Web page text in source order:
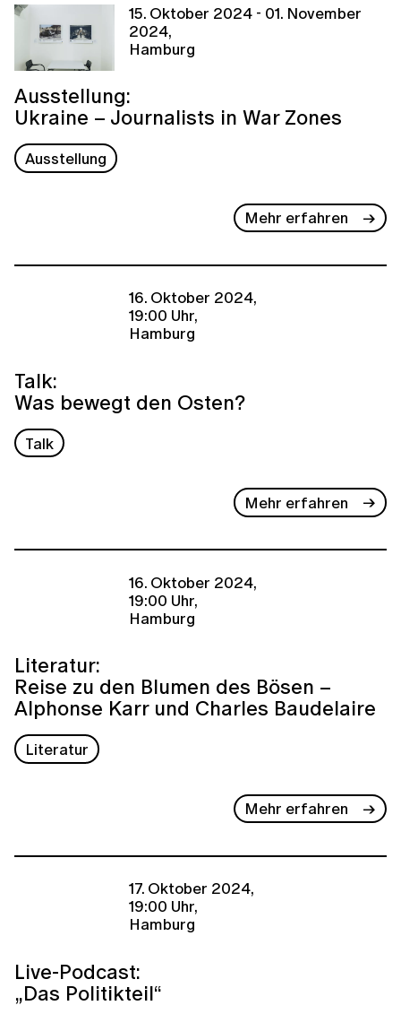
15. Oktober 2024 - 01. November
2024,
Hamburg
Ausstellung:
Ukraine – Journalists in War Zones
Ausstellung
Mehr erfahren
16. Oktober 2024,
19:00 Uhr,
Hamburg
Talk:
Was bewegt den Osten?
Talk
Mehr erfahren
16. Oktober 2024,
19:00 Uhr,
Hamburg
Literatur:
Reise zu den Blumen des Bösen –
Alphonse Karr und Charles Baudelaire
Literatur
Mehr erfahren
17. Oktober 2024,
19:00 Uhr,
Hamburg
Live-Podcast:
„Das Politikteil“